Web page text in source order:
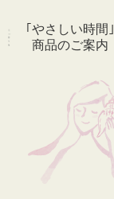
｢やさしい時間｣
商品のご案内